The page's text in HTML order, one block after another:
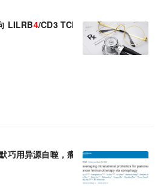
LILRB4/CD3 TCE 双抗创新药
巧用异源自噬，瘤内益生菌新抗原唤醒CD